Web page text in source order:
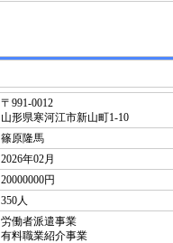
〒991-0012
山形県寒河江市新山町1-10
篠原隆馬
2026年02月
20000000円
350人
労働者派遣事業
有料職業紹介事業